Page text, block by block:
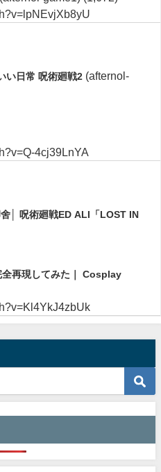
い日常 呪術廻戦2 (afternol-
4cj39LnYA
│ 呪術廻戦ED ALI「LOST IN
再現してみた｜ Cosplay